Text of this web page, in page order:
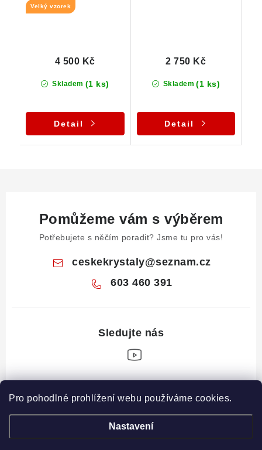
Pro pohodlné prohlížení webu používáme cookies.
Nastavení
Velký vzorek
Skladem (1 ks)
4 500 Kč
Detail
Skladem (1 ks)
2 750 Kč
Detail
Pomůžeme vám s výběrem
Potřebujete s něčím poradit? Jsme tu pro vás!
ceskekrystaly@seznam.cz
603 460 391
Z
Informace pro vás
Obchodní podmínky